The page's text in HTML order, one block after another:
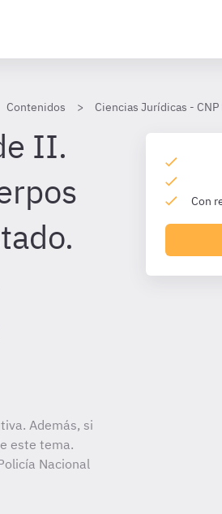
Contenidos Ciencias Jurídicas -
II.
Además, si
este tema.
Nacional
Con